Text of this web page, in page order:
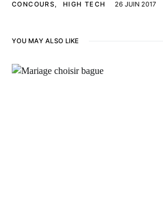
CONCOURS HIGH TECH 26 JUIN 2017
YOU MAY ALSO LIKE